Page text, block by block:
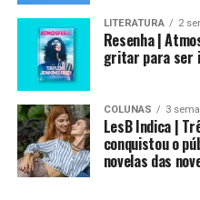
LITERATURA 2
Resenha |
gritar para ser
COLUNAS 3
LesB Indica |
conquistou o
novelas das